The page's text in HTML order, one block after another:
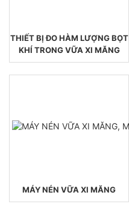
THIẾT BỊ ĐO HÀM LƯỢNG BỌT
KHÍ TRONG VỮA XI MĂNG
MÁY NÉN VỮA XI MĂNG